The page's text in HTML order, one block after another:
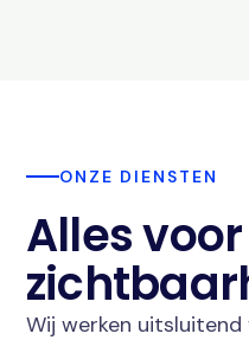
ONZE DIENSTEN
Alles
Wij werken